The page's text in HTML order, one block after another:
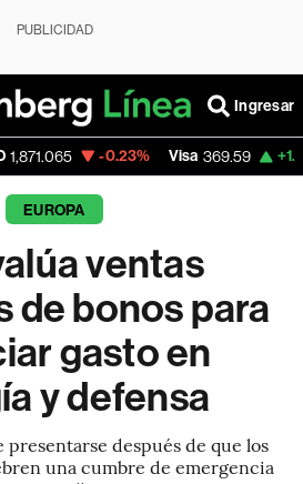
PUBLICIDAD
Ingresar
-0.23% Visa 369.59 +1.07%
EUROPA
ventas
de bonos para
gasto en
y defensa
presentarse después de que los
una cumbre de emergencia